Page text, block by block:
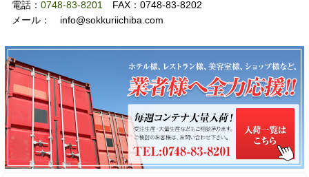
電話： 0748-83-8201 FAX：0748-83-8202
メール： info@sokkuriichiba.com